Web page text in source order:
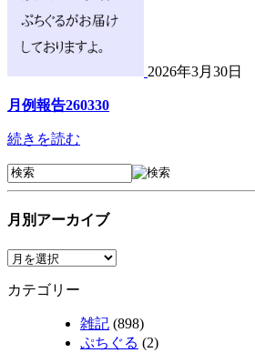
2026年3月30日
月例報告260330
続きを読む
月別アーカイブ
カテゴリー
雑記 (898)
ぷちぐる (2)